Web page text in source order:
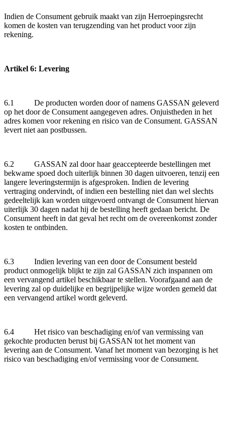
Indien de Consument gebruik maakt van zijn Herroepingsrecht
komen de kosten van terugzending van het product voor zijn
rekening.
Artikel 6: Levering
6.1 De producten worden door of namens GASSAN geleverd
op het door de Consument aangegeven adres. Onjuistheden in het
adres komen voor rekening en risico van de Consument. GASSAN
levert niet aan postbussen.
6.2 GASSAN zal door haar geaccepteerde bestellingen met
bekwame spoed doch uiterlijk binnen 30 dagen uitvoeren, tenzij een
langere leveringstermijn is afgesproken. Indien de levering
vertraging ondervindt, of indien een bestelling niet dan wel slechts
gedeeltelijk kan worden uitgevoerd ontvangt de Consument hiervan
uiterlijk 30 dagen nadat hij de bestelling heeft gedaan bericht. De
Consument heeft in dat geval het recht om de overeenkomst zonder
kosten te ontbinden.
6.3 Indien levering van een door de Consument besteld
product onmogelijk blijkt te zijn zal GASSAN zich inspannen om
een vervangend artikel beschikbaar te stellen. Voorafgaand aan de
levering zal op duidelijke en begrijpelijke wijze worden gemeld dat
een vervangend artikel wordt geleverd.
6.4 Het risico van beschadiging en/of van vermissing van
gekochte producten berust bij GASSAN tot het moment van
levering aan de Consument. Vanaf het moment van bezorging is het
risico van beschadiging en/of vermissing voor de Consument.